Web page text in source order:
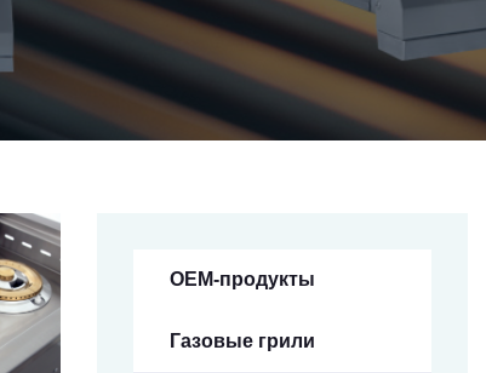
OEM-продукты
Газовые грили